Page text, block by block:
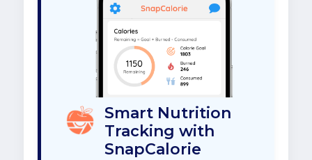
Smart Nutrition
Tracking with
SnapCalorie